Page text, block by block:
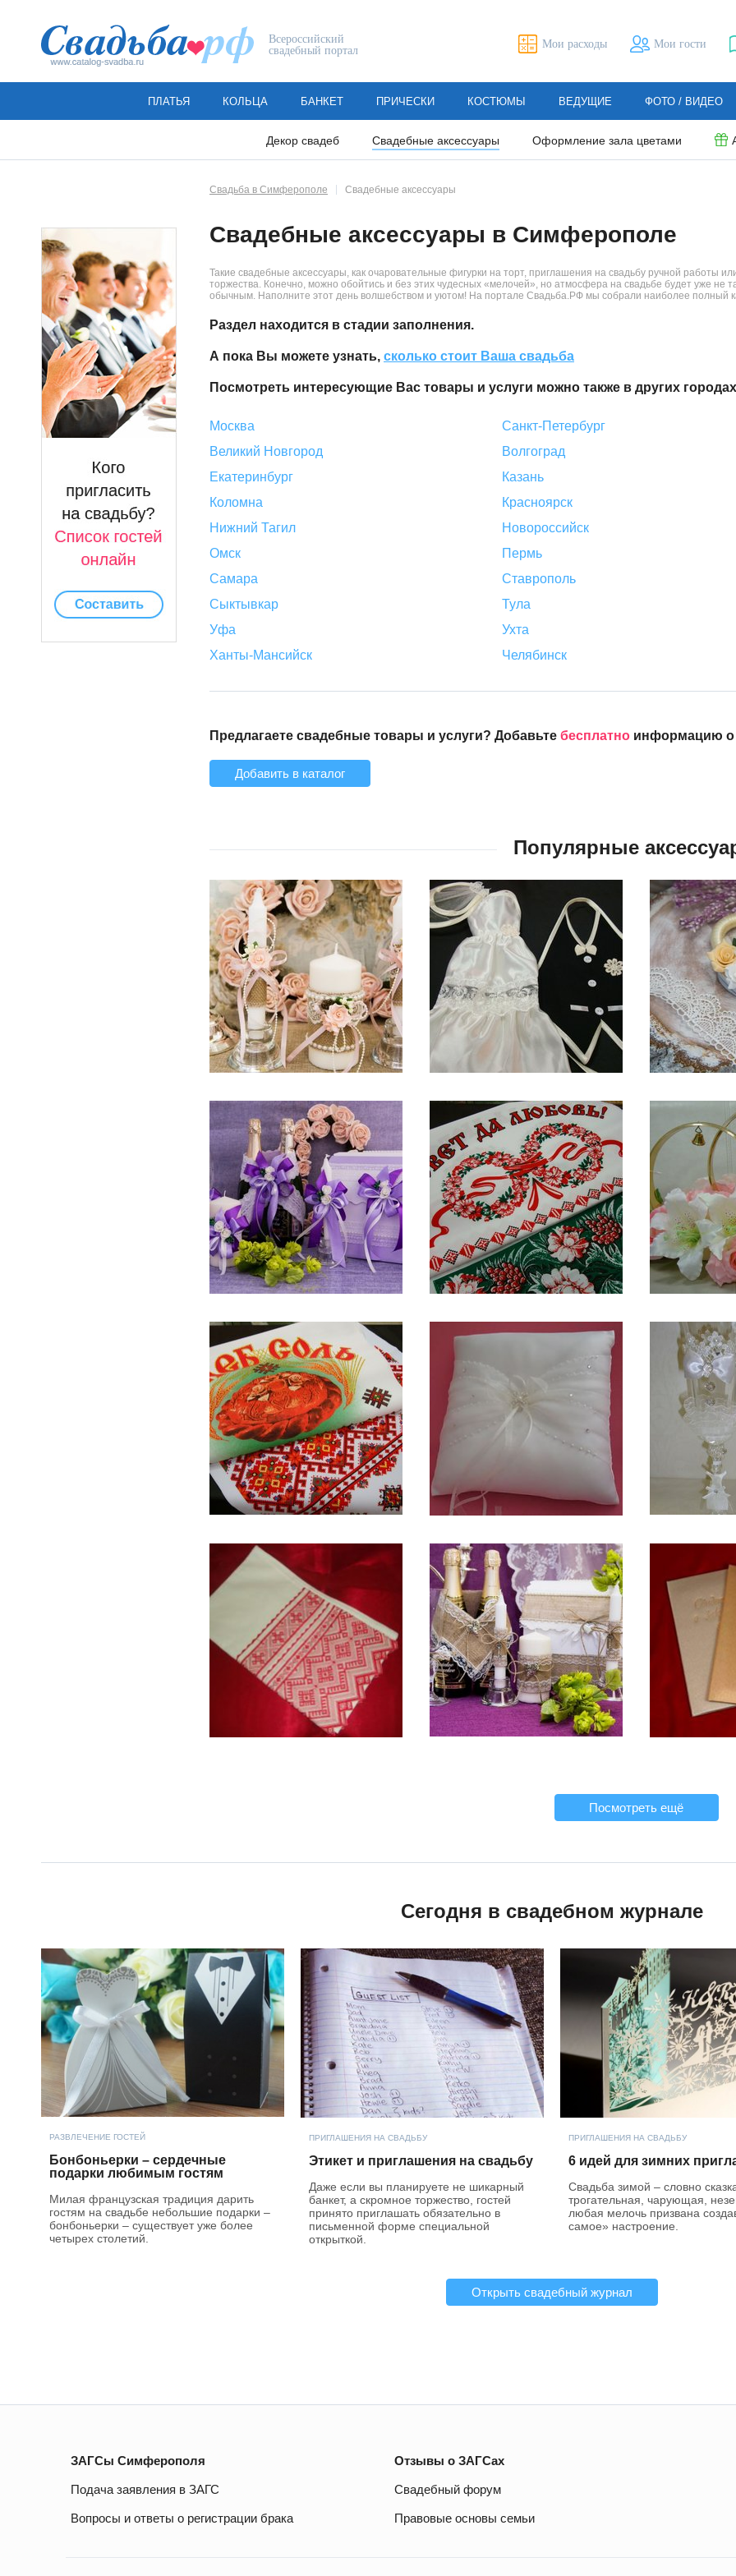
Всероссийский
свадебный портал
Мои расходы Мои гости
ПЛАТЬЯ КОЛЬЦА БАНКЕТ ПРИЧЕСКИ КОСТЮМЫ ВЕДУЩИЕ ФОТО / ВИДЕО
Декор свадеб Свадебные аксессуары Оформление зала цветами
Свадьба в Симферополе Свадебные аксессуары
Свадебные аксессуары в Симферополе
Такие свадебные аксессуары, как очаровательные фигурки на торт, приглашения на свадьбу ручной работы
торжества. Конечно, можно обойтись и без этих чудесных «мелочей», но атмосфера на свадьбе будет уже не
обычным. Наполните этот день волшебством и уютом! На портале Свадьба.РФ мы собрали наиболее полный
Раздел находится в стадии заполнения.
А пока Вы можете узнать, сколько стоит Ваша свадьба
Посмотреть интересующие Вас товары и услуги можно также в других
Москва
Санкт-Петербург
Великий Новгород
Волгоград
Екатеринбург
Казань
Коломна
Красноярск
Нижний Тагил
Новороссийск
Омск
Пермь
Самара
Ставрополь
Сыктывкар
Тула
Уфа
Ухта
Ханты-Мансийск
Челябинск
Предлагаете свадебные товары и услуги? Добавьте бесплатно информацию о
Добавить в каталог
Популярные
Посмотреть ещё
Сегодня в свадебном журнале
РАЗВЛЕЧЕНИЕ ГОСТЕЙ
Бонбоньерки – сердечные
подарки любимым гостям
Милая французская традиция дарить
гостям на свадьбе небольшие подарки –
бонбоньерки – существует уже более
четырех столетий.
ПРИГЛАШЕНИЯ НА СВАДЬБУ
Этикет и приглашения на свадьбу
Даже если вы планируете не шикарный
банкет, а скромное торжество, гостей
принято приглашать обязательно в
письменной форме специальной
открыткой.
ПРИГЛАШЕНИЯ НА СВАДЬБУ
6 идей для зимних
Свадьба зимой – словно
трогательная, чарующая,
любая мелочь призвана
самое» настроение.
Открыть свадебный журнал
ЗАГСы Симферополя
Подача заявления в ЗАГС
Вопросы и ответы о регистрации брака
Отзывы о ЗАГСах
Свадебный форум
Правовые основы семьи